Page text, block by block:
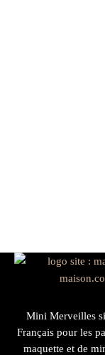
Mini Merveilles
Français pour les
maquette et de